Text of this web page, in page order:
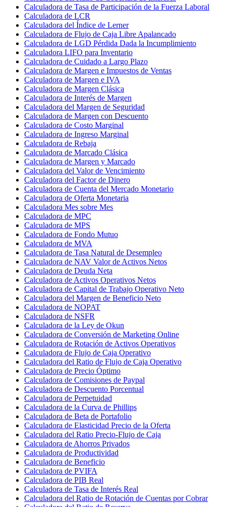
Calculadora de Tasa de Participación de la Fuerza Laboral
Calculadora de LCR
Calculadora del Índice de Lerner
Calculadora de Flujo de Caja Libre Apalancado
Calculadora de LGD Pérdida Dada la Incumplimiento
Calculadora LIFO para Inventario
Calculadora de Cuidado a Largo Plazo
Calculadora de Margen e Impuestos de Ventas
Calculadora de Margen e IVA
Calculadora de Margen Clásica
Calculadora de Interés de Margen
Calculadora del Margen de Seguridad
Calculadora de Margen con Descuento
Calculadora de Costo Marginal
Calculadora de Ingreso Marginal
Calculadora de Rebaja
Calculadora de Marcado Clásica
Calculadora de Margen y Marcado
Calculadora del Valor de Vencimiento
Calculadora del Factor de Dinero
Calculadora de Cuenta del Mercado Monetario
Calculadora de Oferta Monetaria
Calculadora Mes sobre Mes
Calculadora de MPC
Calculadora de MPS
Calculadora de Fondo Mutuo
Calculadora de MVA
Calculadora de Tasa Natural de Desempleo
Calculadora de NAV Valor de Activos Netos
Calculadora de Deuda Neta
Calculadora de Activos Operativos Netos
Calculadora de Capital de Trabajo Operativo Neto
Calculadora del Margen de Beneficio Neto
Calculadora de NOPAT
Calculadora de NSFR
Calculadora de la Ley de Okun
Calculadora de Conversión de Marketing Online
Calculadora de Rotación de Activos Operativos
Calculadora de Flujo de Caja Operativo
Calculadora del Ratio de Flujo de Caja Operativo
Calculadora de Precio Óptimo
Calculadora de Comisiones de Paypal
Calculadora de Descuento Porcentual
Calculadora de Perpetuidad
Calculadora de la Curva de Phillips
Calculadora de Beta de Portafolio
Calculadora de Elasticidad Precio de la Oferta
Calculadora del Ratio Precio-Flujo de Caja
Calculadora de Ahorros Privados
Calculadora de Productividad
Calculadora de Beneficio
Calculadora de PVIFA
Calculadora de PIB Real
Calculadora de Tasa de Interés Real
Calculadora del Ratio de Rotación de Cuentas por Cobrar